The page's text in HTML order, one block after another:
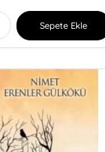
Sepete Ekle